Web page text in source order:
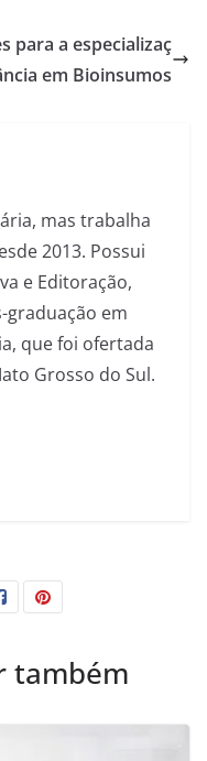
para a especializaç
em Bioinsumos
mas trabalha
2013. Possui
e Editoração,
graduação em
que foi ofertada
Grosso do Sul.
também